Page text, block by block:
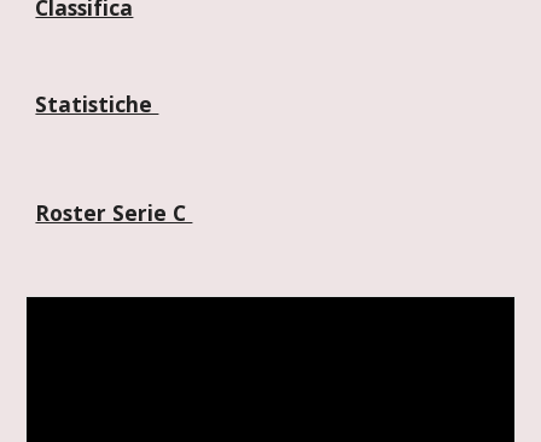
Classifica
Statistiche
Roster Serie C